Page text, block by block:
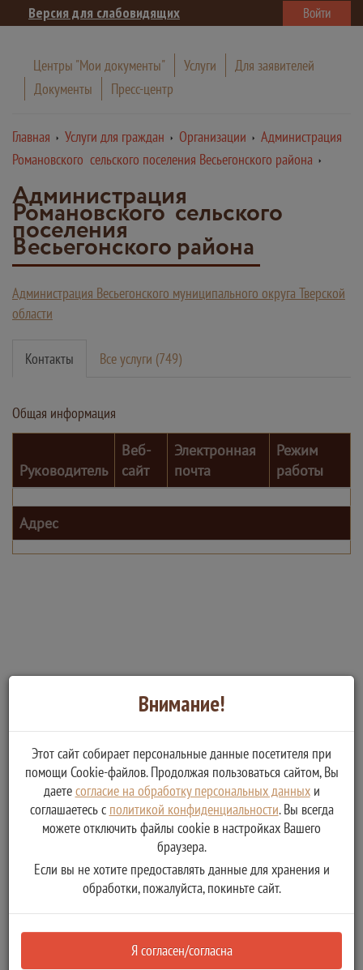
Версия для слабовидящих Войти
Центры "Мои документы" Услуги
Для заявителей
Документы
Пресс-центр
Главная Услуги для граждан Организации
Администрация
Романовского сельского поселения Весьегонского района
Администрация
Романовского сельского
поселения
Весьегонского района
Администрация Весьегонского муниципального округа Тверской
области
Контакты Все услуги (749)
Общая информация
Руководитель
Веб-
сайт
Электронная
почта
Режим
работы
Адрес
Внимание!
Этот сайт собирает персональные данные посетителя при
помощи Cookie-файлов. Продолжая пользоваться сайтом, Вы
даетесогласие на обработку персональных данныхи
соглашаетесь с политикой конфиденциальности. Вы всегда
можете отключить файлы cookie в настройках Вашего
браузера.
Если вы не хотите предоставлять данные для хранения и
обработки, пожалуйста, покиньте сайт.
Я согласен/согласна